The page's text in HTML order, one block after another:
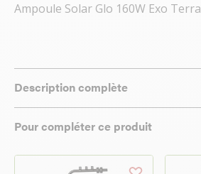
Ampoule Solar Glo 160W Exo Terra
Description complète
Pour compléter ce produit